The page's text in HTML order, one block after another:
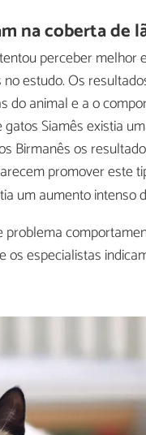
na coberta de
perceber melhor
estudo. Os
do animal e a o
Siamês existia
Birmanês os
promover este
um aumento intenso
especialistas